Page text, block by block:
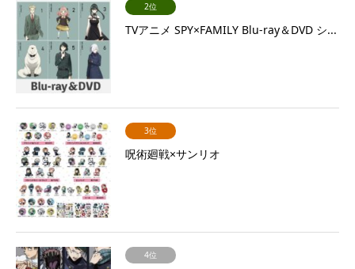
2位
TVアニメ SPY×FAMILY Blu-ray＆DVD シ...
3位
呪術廻戦×サンリオ
4位